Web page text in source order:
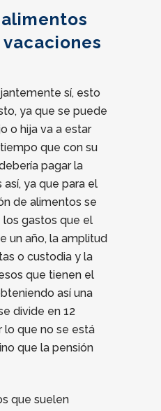
sí, esto
ya que se puede
o hija va a estar
que con su
pagar la
ya que para el
de alimentos se
los gastos que el
un año, la amplitud
o custodia y la
que tienen el
así una
divide en 12
lo que no se está
que la pensión
que suelen